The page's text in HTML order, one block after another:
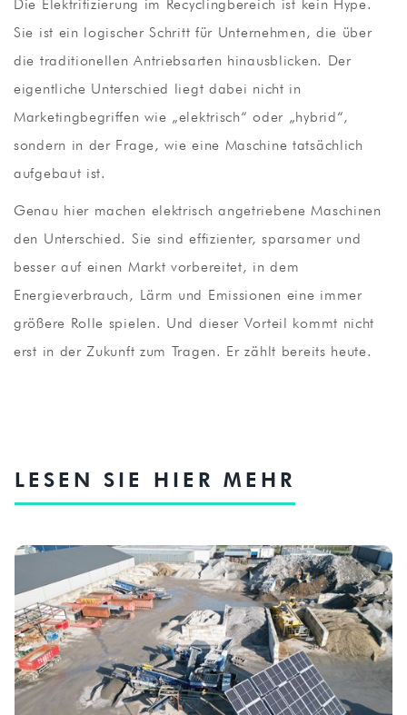
Die Elektrifizierung im Recyclingbereich ist kein Hype.
Sie ist ein logischer Schritt für Unternehmen, die über
die traditionellen Antriebsarten hinausblicken. Der
eigentliche Unterschied liegt dabei nicht in
Marketingbegriffen wie „elektrisch“ oder „hybrid“,
sondern in der Frage, wie eine Maschine tatsächlich
aufgebaut ist.
Genau hier machen elektrisch angetriebene Maschinen
den Unterschied. Sie sind effizienter, sparsamer und
besser auf einen Markt vorbereitet, in dem
Energieverbrauch, Lärm und Emissionen eine immer
größere Rolle spielen. Und dieser Vorteil kommt nicht
erst in der Zukunft zum Tragen. Er zählt bereits heute.
LESEN SIE HIER MEHR